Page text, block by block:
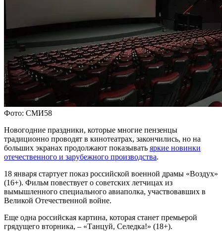
Фото: СМИ58
Новогодние праздники, которые многие пензенцы
традиционно проводят в кинотеатрах, закончились, но на
больших экранах продолжают показывать яркие новинки
отечественного и зарубежного производства.
18 января стартует показ российской военной драмы «Воздух»
(16+). Фильм повествует о советских летчицах из
вымышленного специального авиаполка, участвовавших в
Великой Отечественной войне.
Еще одна российская картина, которая станет премьерой
грядущего вторника, – «Танцуй, Селедка!» (18+).